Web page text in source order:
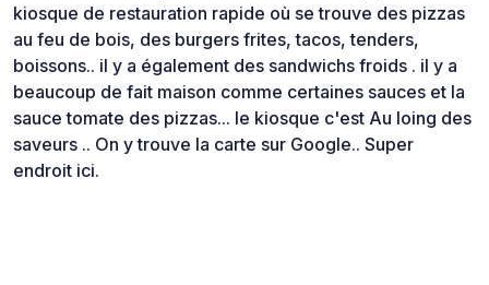
kiosque de restauration rapide où se trouve des pizzas
au feu de bois, des burgers frites, tacos, tenders,
boissons.. il y a également des sandwichs froids . il y a
beaucoup de fait maison comme certaines sauces et la
sauce tomate des pizzas... le kiosque c'est Au loing des
saveurs .. On y trouve la carte sur Google.. Super
endroit ici.